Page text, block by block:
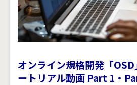
オンライン規格開発「
ートリアル動画 Part 1・